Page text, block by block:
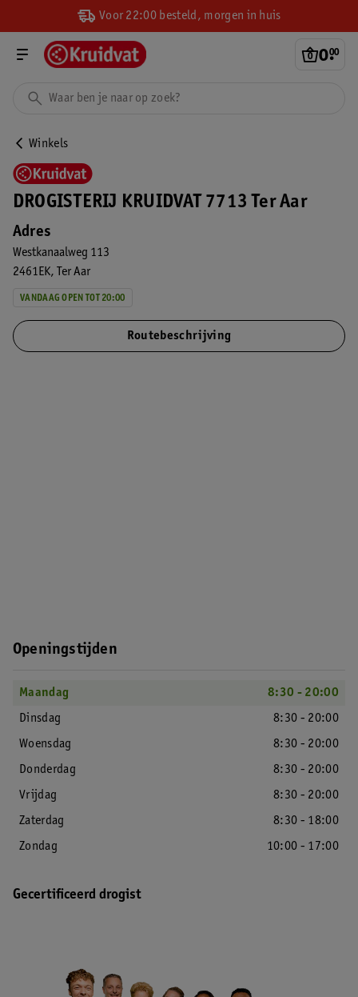
Voor 22:00 besteld, morgen in huis
0.
00
Winkels
DROGISTERIJ KRUIDVAT 7713 Ter Aar
Adres
Westkanaalweg 113
2461EK
Ter Aar
VANDAAG OPEN TOT 20:00
Routebeschrijving
Openingstijden
Maandag
8:30 - 20:00
Dinsdag
8:30 - 20:00
Woensdag
8:30 - 20:00
Donderdag
8:30 - 20:00
Vrijdag
8:30 - 20:00
Zaterdag
8:30 - 18:00
Zondag
10:00 - 17:00
Gecertificeerd drogist